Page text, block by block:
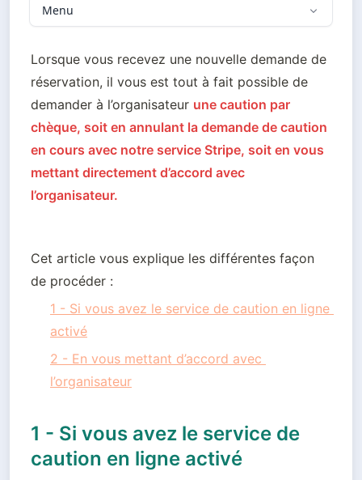
Menu
Lorsque vous recevez une nouvelle demande de
réservation, il vous est tout à fait possible de
demander à l’organisateur une caution par
chèque, soit en annulant la demande de caution
en cours avec notre service Stripe, soit en vous
mettant directement d’accord avec
l’organisateur.
Cet article vous explique les différentes façon
de procéder :
1 - Si vous avez le service de caution en ligne
activé
2 - En vous mettant d’accord avec
l’organisateur
1 - Si vous avez le service de
caution en ligne activé